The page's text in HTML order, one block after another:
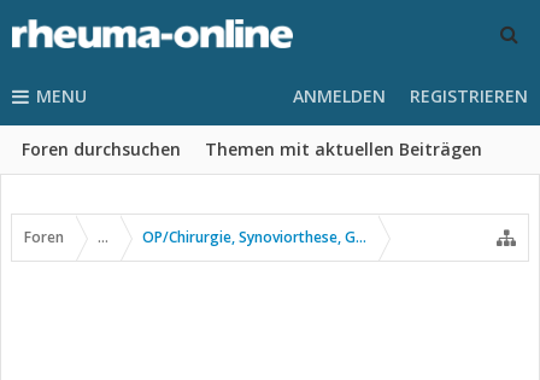
MENU
Foren durchsuchen Themen mit aktuellen Beiträgen
ANMELDEN REGISTRIEREN
Foren ... OP/Chirurgie, Synoviorthese, Gelenkpunktion usw.